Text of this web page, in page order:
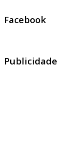
Facebook
Publicidade